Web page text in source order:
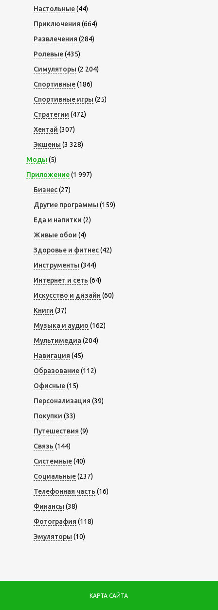
Настольные(44)
Приключения (664)
Развлечения (284)
Ролевые(435)
Симуляторы (2 204)
Спортивные(186)
Спортивные игры (25)
Стратегии (472)
Хентай (307)
Экшены (3 328)
Моды (5)
Приложение(1 997)
Бизнес(27)
Другие программы (159)
Еда и напитки (2)
Живые обои (4)
Здоровье и фитнес(42)
Инструменты (344)
Интернет и сеть (64)
Искусство и дизайн (60)
Книги (37)
Музыка и аудио (162)
Мультимедиа (204)
Навигация (45)
Образование(112)
Офисные(15)
Персонализация (39)
Покупки (33)
Путешествия (9)
Связь (144)
Системные(40)
Социальные(237)
Телефонная часть (16)
Финансы (38)
Фотография (118)
Эмуляторы (10)
КАРТА САЙТА